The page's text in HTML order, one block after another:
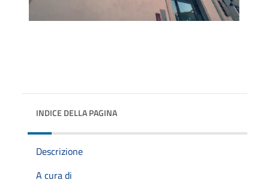
INDICE DELLA PAGINA
Descrizione
A cura di